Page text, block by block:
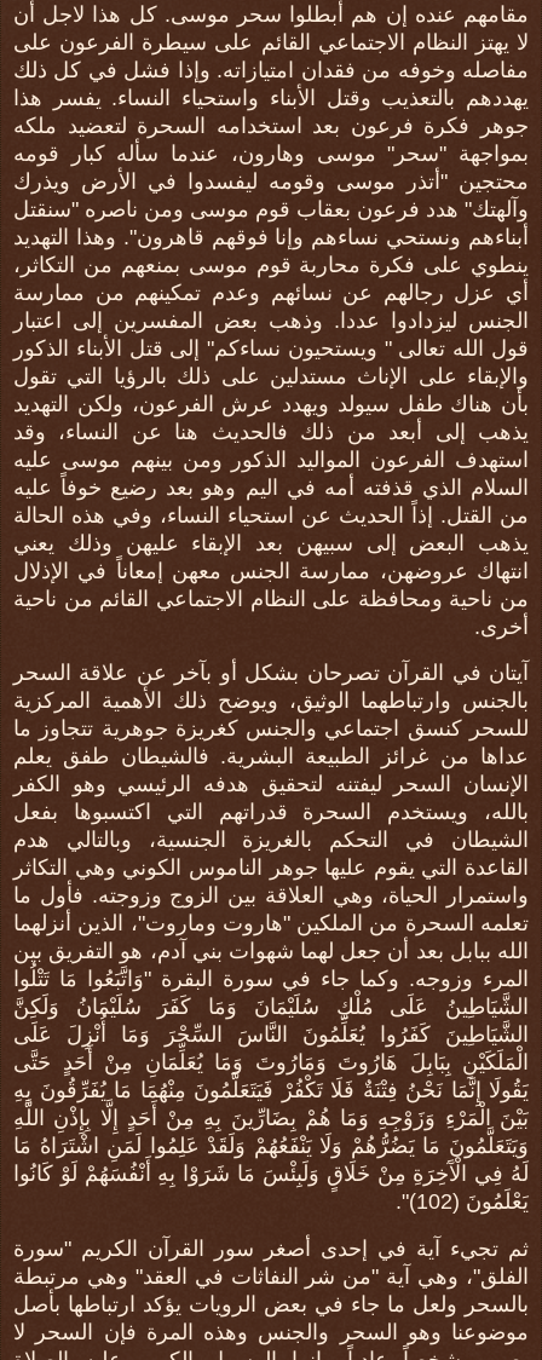
مقامهم عنده إن هم أبطلوا سحر موسى. كل هذا لاجل أن
لا يهتز النظام الاجتماعي القائم على سيطرة الفرعون على
مفاصله وخوفه من فقدان امتيازاته. وإذا فشل في كل ذلك
يهددهم بالتعذيب وقتل الأبناء واستحياء النساء. يفسر هذا
جوهر فكرة فرعون بعد استخدامه السحرة لتعضيد ملكه
بمواجهة "سحر" موسى وهارون، عندما سأله كبار قومه
محتجين "أتذر موسى وقومه ليفسدوا في الأرض ويذرك
وآلهتك" هدد فرعون بعقاب قوم موسى ومن ناصره "سنقتل
أبناءهم ونستحي نساءهم وإنا فوقهم قاهرون". وهذا التهديد
ينطوي على فكرة محاربة قوم موسى بمنعهم من التكاثر،
أي عزل رجالهم عن نسائهم وعدم تمكينهم من ممارسة
الجنس ليزدادوا عددا. وذهب بعض المفسرين إلى اعتبار
قول الله تعالى " ويستحيون نساءكم" إلى قتل الأبناء الذكور
والإبقاء على الإناث مستدلين على ذلك بالرؤيا التي تقول
بأن هناك طفل سيولد ويهدد عرش الفرعون، ولكن التهديد
يذهب إلى أبعد من ذلك فالحديث هنا عن النساء، وقد
استهدف الفرعون المواليد الذكور ومن بينهم موسى عليه
السلام الذي قذفته أمه في اليم وهو بعد رضيع خوفاً عليه
من القتل. إذاً الحديث عن استحياء النساء، وفي هذه الحالة
يذهب البعض إلى سبيهن بعد الإبقاء عليهن وذلك يعني
انتهاك عروضهن، ممارسة الجنس معهن إمعاناً في الإذلال
من ناحية ومحافظة على النظام الاجتماعي القائم من ناحية
أخرى.
آيتان في القرآن تصرحان بشكل أو بآخر عن علاقة السحر
بالجنس وارتباطهما الوثيق، ويوضح ذلك الأهمية المركزية
للسحر كنسق اجتماعي والجنس كغريزة جوهرية تتجاوز ما
عداها من غرائز الطبيعة البشرية. فالشيطان طفق يعلم
الإنسان السحر ليفتنه لتحقيق هدفه الرئيسي وهو الكفر
بالله، ويستخدم السحرة قدراتهم التي اكتسبوها بفعل
الشيطان في التحكم بالغريزة الجنسية، وبالتالي هدم
القاعدة التي يقوم عليها جوهر الناموس الكوني وهي التكاثر
واستمرار الحياة، وهي العلاقة بين الزوج وزوجته. فأول ما
تعلمه السحرة من الملكين "هاروت وماروت"، الذين أنزلهما
الله ببابل بعد أن جعل لهما شهوات بني آدم، هو التفريق بين
المرء وزوجه. وكما جاء في سورة البقرة "وَاتَّبَعُوا مَا تَتْلُوا
الشَّيَاطِينُ عَلَى مُلْكِ سُلَيْمَانَ وَمَا كَفَرَ سُلَيْمَانُ وَلَكِنَّ
الشَّيَاطِينَ كَفَرُوا يُعَلِّمُونَ النَّاسَ السِّحْرَ وَمَا أُنْزِلَ عَلَى
الْمَلَكَيْنِ بِبَابِلَ هَارُوتَ وَمَارُوتَ وَمَا يُعَلِّمَانِ مِنْ أَحَدٍ حَتَّى
يَقُولَا إِنَّمَا نَحْنُ فِتْنَةٌ فَلَا تَكْفُرْ فَيَتَعَلَّمُونَ مِنْهُمَا مَا يُفَرِّقُونَ بِهِ
بَيْنَ الْمَرْءِ وَزَوْجِهِ وَمَا هُمْ بِضَارِّينَ بِهِ مِنْ أَحَدٍ إِلَّا بِإِذْنِ اللَّهِ
وَيَتَعَلَّمُونَ مَا يَضُرُّهُمْ وَلَا يَنْفَعُهُمْ وَلَقَدْ عَلِمُوا لَمَنِ اشْتَرَاهُ مَا
لَهُ فِي الْآَخِرَةِ مِنْ خَلَاقٍ وَلَبِئْسَ مَا شَرَوْا بِهِ أَنْفُسَهُمْ لَوْ كَانُوا
يَعْلَمُونَ (102)".
ثم تجيء آية في إحدى أصغر سور القرآن الكريم "سورة
الفلق"، وهي آية "من شر النفاثات في العقد" وهي مرتبطة
بالسحر ولعل ما جاء في بعض الرويات يؤكد ارتباطها بأصل
موضوعنا وهو السحر والجنس وهذه المرة فإن السحر لا